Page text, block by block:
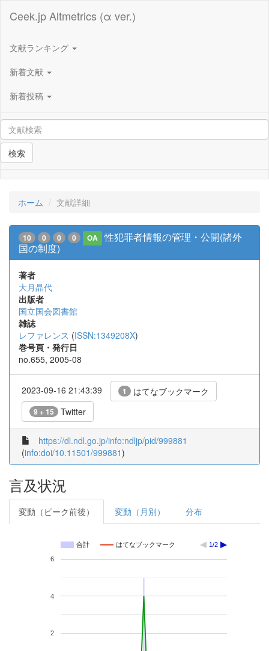
Ceek.jp Altmetrics (α ver.)
文献ランキング
新着文献
新着投稿
検索
ホーム 文献詳細
10 0 0 0 OA
性犯罪者情報の管理・公開(諸外
国の制度)
著者
大月晶代
出版者
国立国会図書館
雑誌
レファレンス (ISSN:1349208X)
巻号頁・発行日
no.655, 2005-08
2023-09-16 21:43:39 1 はてなブックマーク
9 + 15 Twitter
https://dl.ndl.go.jp/info:ndljp/pid/999881
(info:doi/10.11501/999881)
言及状況
変動（ピーク前後） 変動（月別） 分布
合計 はてなブックマーク 1/2
2
4
6